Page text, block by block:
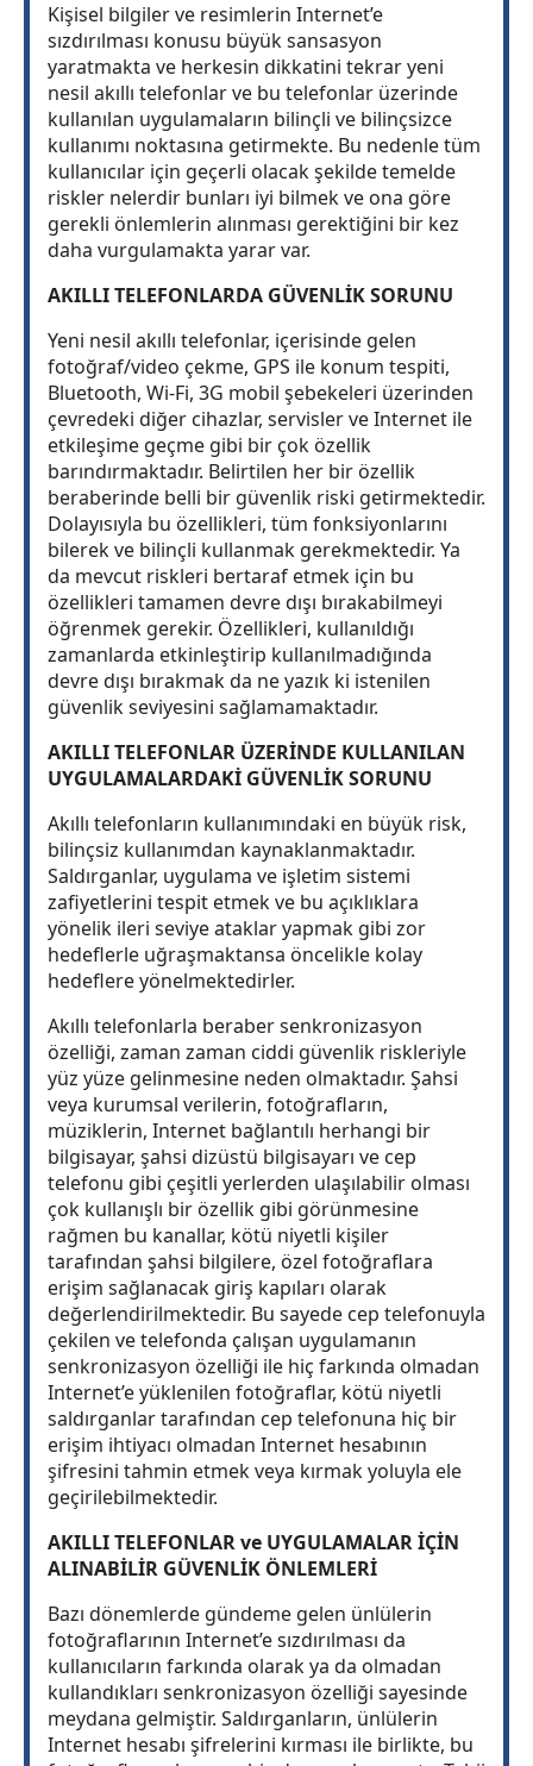
Kişisel bilgiler ve resimlerin Internet’e
sızdırılması konusu büyük sansasyon
yaratmakta ve herkesin dikkatini tekrar yeni
nesil akıllı telefonlar ve bu telefonlar üzerinde
kullanılan uygulamaların bilinçli ve bilinçsizce
kullanımı noktasına getirmekte. Bu nedenle tüm
kullanıcılar için geçerli olacak şekilde temelde
riskler nelerdir bunları iyi bilmek ve ona göre
gerekli önlemlerin alınması gerektiğini bir kez
daha vurgulamakta yarar var.
AKILLI TELEFONLARDA GÜVENLİK SORUNU
Yeni nesil akıllı telefonlar, içerisinde gelen
fotoğraf/video çekme, GPS ile konum tespiti,
Bluetooth, Wi-Fi, 3G mobil şebekeleri üzerinden
çevredeki diğer cihazlar, servisler ve Internet ile
etkileşime geçme gibi bir çok özellik
barındırmaktadır. Belirtilen her bir özellik
beraberinde belli bir güvenlik riski getirmektedir.
Dolayısıyla bu özellikleri, tüm fonksiyonlarını
bilerek ve bilinçli kullanmak gerekmektedir. Ya
da mevcut riskleri bertaraf etmek için bu
özellikleri tamamen devre dışı bırakabilmeyi
öğrenmek gerekir. Özellikleri, kullanıldığı
zamanlarda etkinleştirip kullanılmadığında
devre dışı bırakmak da ne yazık ki istenilen
güvenlik seviyesini sağlamamaktadır.
AKILLI TELEFONLAR ÜZERİNDE KULLANILAN
UYGULAMALARDAKİ GÜVENLİK SORUNU
Akıllı telefonların kullanımındaki en büyük risk,
bilinçsiz kullanımdan kaynaklanmaktadır.
Saldırganlar, uygulama ve işletim sistemi
zafiyetlerini tespit etmek ve bu açıklıklara
yönelik ileri seviye ataklar yapmak gibi zor
hedeflerle uğraşmaktansa öncelikle kolay
hedeflere yönelmektedirler.
Akıllı telefonlarla beraber senkronizasyon
özelliği, zaman zaman ciddi güvenlik riskleriyle
yüz yüze gelinmesine neden olmaktadır. Şahsi
veya kurumsal verilerin, fotoğrafların,
müziklerin, Internet bağlantılı herhangi bir
bilgisayar, şahsi dizüstü bilgisayarı ve cep
telefonu gibi çeşitli yerlerden ulaşılabilir olması
çok kullanışlı bir özellik gibi görünmesine
rağmen bu kanallar, kötü niyetli kişiler
tarafından şahsi bilgilere, özel fotoğraflara
erişim sağlanacak giriş kapıları olarak
değerlendirilmektedir. Bu sayede cep telefonuyla
çekilen ve telefonda çalışan uygulamanın
senkronizasyon özelliği ile hiç farkında olmadan
Internet’e yüklenilen fotoğraflar, kötü niyetli
saldırganlar tarafından cep telefonuna hiç bir
erişim ihtiyacı olmadan Internet hesabının
şifresini tahmin etmek veya kırmak yoluyla ele
geçirilebilmektedir.
AKILLI TELEFONLAR ve UYGULAMALAR İÇİN
ALINABİLİR GÜVENLİK ÖNLEMLERİ
Bazı dönemlerde gündeme gelen ünlülerin
fotoğraflarının Internet’e sızdırılması da
kullanıcıların farkında olarak ya da olmadan
kullandıkları senkronizasyon özelliği sayesinde
meydana gelmiştir. Saldırganların, ünlülerin
Internet hesabı şifrelerini kırması ile birlikte, bu